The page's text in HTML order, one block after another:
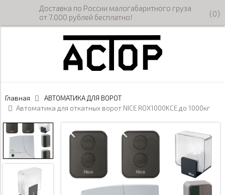
Доставка по России малогабаритного груза
от 7.000 рублей бесплатно!
(0)
Главная
АВТОМАТИКА ДЛЯ ВОРОТ
Автоматика для откатных ворот NICE ROX1000KCE до 1000кг